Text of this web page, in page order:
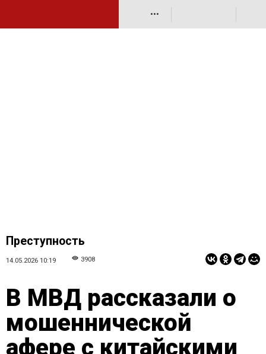
•••
Преступность
14.05.2026 10:19 3908
В МВД рассказали о
мошеннической
афере с китайскими